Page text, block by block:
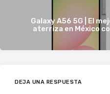
Galaxy A56 5G | El
aterriza en México
DEJA UNA RESPUESTA